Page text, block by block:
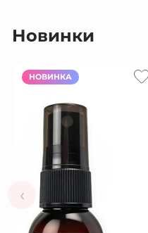
Новинки
‹
НОВИНКА